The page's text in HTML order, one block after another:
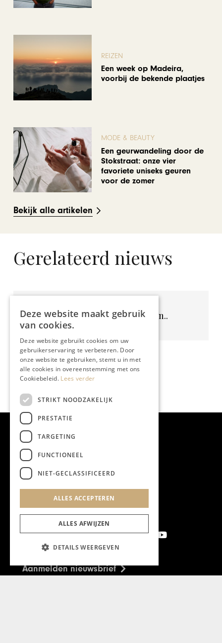
REIZEN
Een week op Madeira,
voorbij de bekende plaatjes
MODE & BEAUTY
Een geurwandeling door de
Stokstraat: onze vier
favoriete uniseks geuren
voor de zomer
Bekijk alle artikelen
Gerelateerd nieuws
Geen resultaten gevonden..
Aanmelden nieuwsbrief
Deze website maakt gebruik
van cookies.
Deze website gebruikt cookies om uw
gebruikerservaring te verbeteren. Door
onze website te gebruiken, stemt u in met
alle cookies in overeenstemming met ons
Cookiebeleid. Lees verder
STRIKT NOODZAKELIJK
PRESTATIE
TARGETING
FUNCTIONEEL
NIET-GECLASSIFICEERD
ALLES ACCEPTEREN
ALLES AFWIJZEN
DETAILS WEERGEVEN